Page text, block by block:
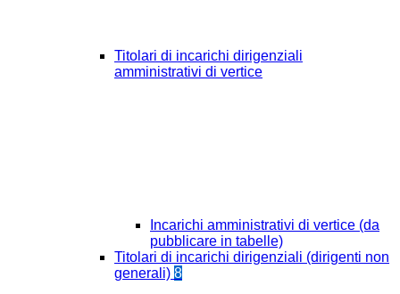
Titolari di incarichi dirigenziali
amministrativi di vertice
Incarichi amministrativi di vertice (da
pubblicare in tabelle)
Titolari di incarichi dirigenziali (dirigenti non
generali) 8